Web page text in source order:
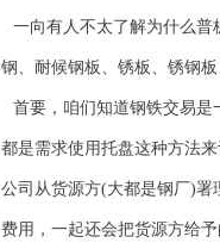
一向有人不太了解为什么普
钢 、 耐候钢板 、 锈板 、 锈钢板
首要，咱们知道钢铁交易是
都是需求使用托盘这种方法
公司从货源方(大都是钢厂)署
费用，一起还会把货源方给